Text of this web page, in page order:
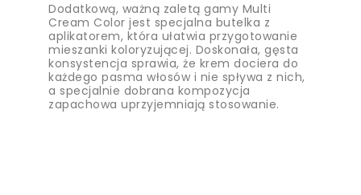
Dodatkową, ważną zaletą gamy Multi
Cream Color jest specjalna butelka z
aplikatorem, która ułatwia przygotowanie
mieszanki koloryzującej. Doskonała, gęsta
konsystencja sprawia, że krem dociera do
każdego pasma włosów i nie spływa z nich,
a specjalnie dobrana kompozycja
zapachowa uprzyjemniają stosowanie.